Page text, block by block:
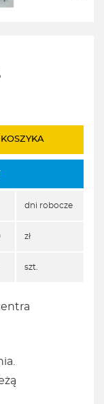
dni robocze
zł
szt.